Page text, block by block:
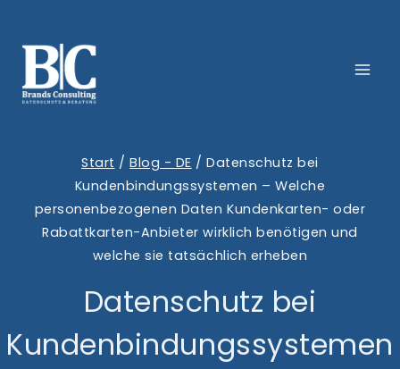
Inhalt
springen
Start / Blog - DE / Datenschutz bei
Kundenbindungssystemen – Welche
personenbezogenen Daten Kundenkarten- oder
Rabattkarten-Anbieter wirklich benötigen und
welche sie tatsächlich erheben
Datenschutz bei
Kundenbindungssystemen